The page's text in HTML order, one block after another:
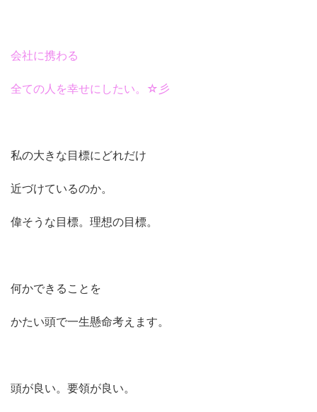
会社に携わる
全ての人を幸せにしたい。☆彡
私の大きな目標にどれだけ
近づけているのか。
偉そうな目標。理想の目標。
何かできることを
かたい頭で一生懸命考えます。
頭が良い。要領が良い。